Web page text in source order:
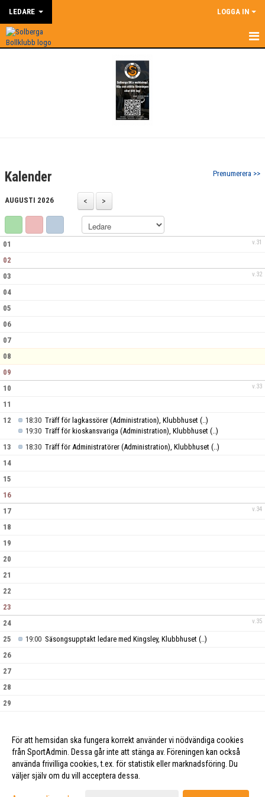
LEDARE LOGGA IN
BILDGALLERI
ÅRSHJUL
Prenumerera >>
Kalender
AUGUSTI 2026
v.31
01
02
v.32
03
04
05
06
07
08
09
v.33
10
11
12
18:30 Träff för lagkassörer (Administration), Klubbhuset (..)
19:30 Träff för kioskansvariga (Administration), Klubbhuset (..)
13
18:30 Träff för Administratörer (Administration), Klubbhuset (..)
14
15
16
v.34
17
18
19
20
21
22
23
v.35
24
25
19:00 Säsongsupptakt ledare med Kingsley, Klubbhuset (..)
26
27
28
29
För att hemsidan ska fungera korrekt använder vi nödvändiga cookies
från SportAdmin. Dessa går inte att stänga av. Föreningen kan också
använda frivilliga cookies, t.ex. för statistik eller marknadsföring. Du
väljer själv om du vill acceptera dessa.